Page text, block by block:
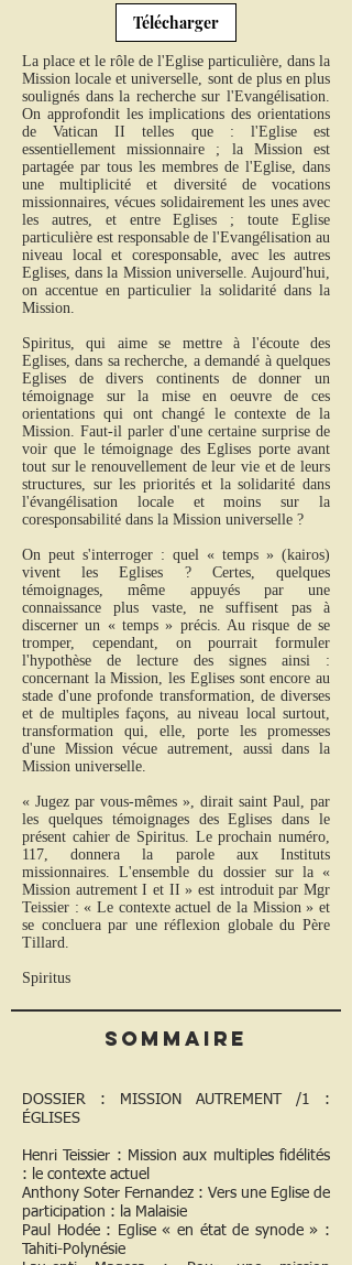
Télécharger
La place et le rôle de l'Eglise particulière, dans la
Mission locale et universelle, sont de plus en plus
soulignés dans la recherche sur l'Evangélisation.
On approfondit les implications des orientations
de Vatican II telles que : l'Eglise est
essentiellement missionnaire ; la Mission est
partagée par tous les membres de l'Eglise, dans
une multiplicité et diversité de vocations
missionnaires, vécues solidairement les unes avec
les autres, et entre Eglises ; toute Eglise
particulière est responsable de l'Evangélisation au
niveau local et coresponsable, avec les autres
Eglises, dans la Mission universelle. Aujourd'hui,
on accentue en particulier la solidarité dans la
Mission.
Spiritus, qui aime se mettre à l'écoute des
Eglises, dans sa recherche, a demandé à quelques
Eglises de divers continents de donner un
témoignage sur la mise en oeuvre de ces
orientations qui ont changé le contexte de la
Mission. Faut-il parler d'une certaine surprise de
voir que le témoignage des Eglises porte avant
tout sur le renouvellement de leur vie et de leurs
structures, sur les priorités et la solidarité dans
l'évangélisation locale et moins sur la
coresponsabilité dans la Mission universelle ?
On peut s'interroger : quel « temps » (kairos)
vivent les Eglises ? Certes, quelques
témoignages, même appuyés par une
connaissance plus vaste, ne suffisent pas à
discerner un « temps » précis. Au risque de se
tromper, cependant, on pourrait formuler
l'hypothèse de lecture des signes ainsi :
concernant la Mission, les Eglises sont encore au
stade d'une profonde transformation, de diverses
et de multiples façons, au niveau local surtout,
transformation qui, elle, porte les promesses
d'une Mission vécue autrement, aussi dans la
Mission universelle.
« Jugez par vous-mêmes », dirait saint Paul, par
les quelques témoignages des Eglises dans le
présent cahier de Spiritus. Le prochain numéro,
117, donnera la parole aux Instituts
missionnaires. L'ensemble du dossier sur la «
Mission autrement I et II » est introduit par Mgr
Teissier : « Le contexte actuel de la Mission » et
se concluera par une réflexion globale du Père
Tillard.
Spiritus
Sommaire
DOSSIER : MISSION AUTREMENT /1 :
ÉGLISES
Henri Teissier : Mission aux multiples fidélités
: le contexte actuel
Anthony Soter Fernandez : Vers une Eglise de
participation : la Malaisie
Paul Hodée : Eglise « en état de synode » :
Tahiti-Polynésie